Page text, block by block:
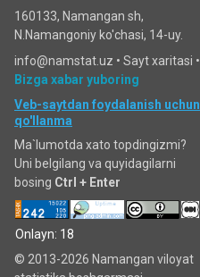
160133, Namangan sh,
N.Namangoniy ko'chasi, 14-uy.
info@namstat.uz • Sayt xaritasi •
Bizga xabar yuboring
Veb-saytdan foydalanish uchun
qo'llanma
Ma`lumotda xato topdingizmi?
Uni belgilang va quyidagilarni
bosing Ctrl + Enter
Onlayn: 18
© 2013-2026 Namangan viloyat